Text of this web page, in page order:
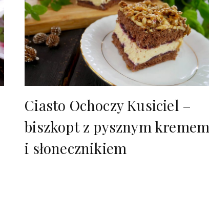
Ciasto Ochoczy Kusiciel –
biszkopt z pysznym kremem
i słonecznikiem